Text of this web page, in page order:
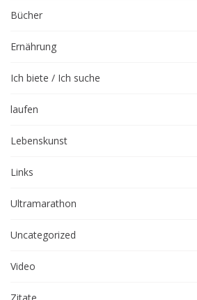
Bücher
Ernährung
Ich biete / Ich suche
laufen
Lebenskunst
Links
Ultramarathon
Uncategorized
Video